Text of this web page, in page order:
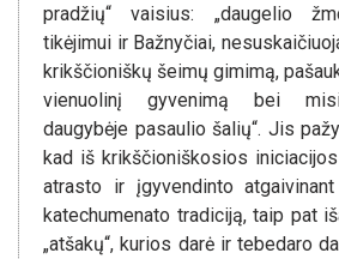
pradžių“ vaisius: „daugelio
tikėjimui ir Bažnyčiai,
krikščioniškų šeimų gimimą,
vienuolinį gyvenimą bei
daugybėje pasaulio šalių“. Jis
kad iš krikščioniškosios iniciacijos
atrasto ir įgyvendinto
katechumenato tradiciją, taip pat
„atšakų“, kurios darė ir tebedaro